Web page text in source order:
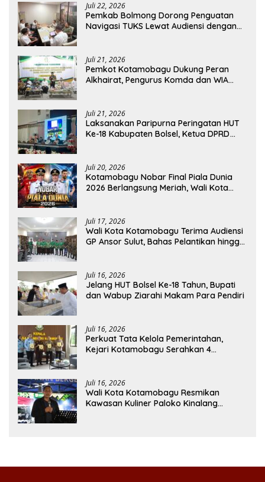
Juli 22, 2026
Pemkab Bolmong Dorong Penguatan
Navigasi TUKS Lewat Audiensi dengan
Juli 21, 2026
Pemkot Kotamobagu Dukung Peran
Alkhairat, Pengurus Komda dan WIA
Juli 21, 2026
Laksanakan Paripurna Peringatan HUT
Ke-18 Kabupaten Bolsel, Ketua DPRD
Juli 20, 2026
Kotamobagu Nobar Final Piala Dunia
2026 Berlangsung Meriah, Wali Kota
Juli 17, 2026
Wali Kota Kotamobagu Terima Audiensi
GP Ansor Sulut, Bahas Pelantikan hingga
Juli 16, 2026
Jelang HUT Bolsel Ke-18 Tahun, Bupati
dan Wabup Ziarahi Makam Para Pendiri
Juli 16, 2026
Perkuat Tata Kelola Pemerintahan,
Kejari Kotamobagu Serahkan 4
Juli 16, 2026
Wali Kota Kotamobagu Resmikan
Kawasan Kuliner Paloko Kinalang